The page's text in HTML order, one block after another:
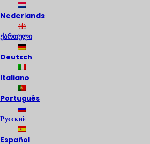
Nederlands
ქართული
Deutsch
Italiano
Português
Русский
Español